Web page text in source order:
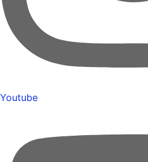
Youtube